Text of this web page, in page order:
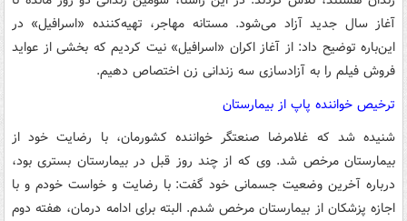
آغاز سال جدید آزاد می‌شود. مستانه مهاجر، تهیه‌کننده «اسرافیل» در
این‌باره توضیح داد: از آغاز اکران «اسرافیل» نیت کردیم که بخشی از عواید
فروش فیلم را به آزادسازی سه زندانی زن اختصاص دهیم.
ترخیص خواننده پاپ از بیمارستان
شنیده شد که غلامرضا صنعتگر خواننده کشورمان، با رضایت خود از
بیمارستان مرخص شد. وی که از چند روز قبل در بیمارستان بستری بود،
درباره آخرین وضعیت جسمانی خود گفت: با رضایت و خواست خودم و با
اجازه پزشکان از بیمارستان مرخص شدم. البته برای ادامه درمان، هفته دوم